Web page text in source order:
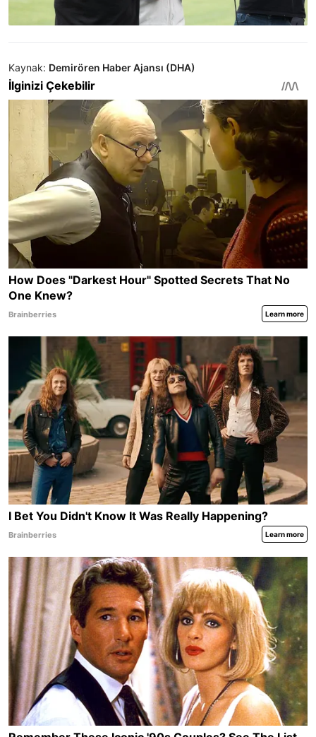
Kaynak: Demirören Haber Ajansı (DHA)